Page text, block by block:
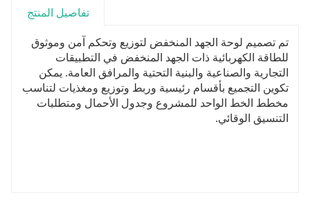
تفاصيل المنتج
تم تصميم لوحة الجهد المنخفض لتوزيع وتحكم آمن وموثوق
للطاقة الكهربائية ذات الجهد المنخفض في التطبيقات
التجارية والصناعية والبنية التحتية والمرافق العامة. يمكن
تكوين التجميع بأقسام رئيسية وربط وتوزيع ومغذيات لتناسب
مخطط الخط الواحد للمشروع وجدول الأحمال ومتطلبات
التنسيق الوقائي.